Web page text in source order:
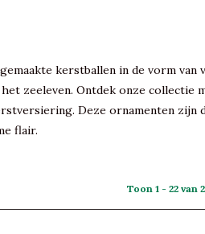
kerstballen in de vorm van
zeeleven. Ontdek onze
Deze ornamenten
flair.
Toon 1 - 22 van